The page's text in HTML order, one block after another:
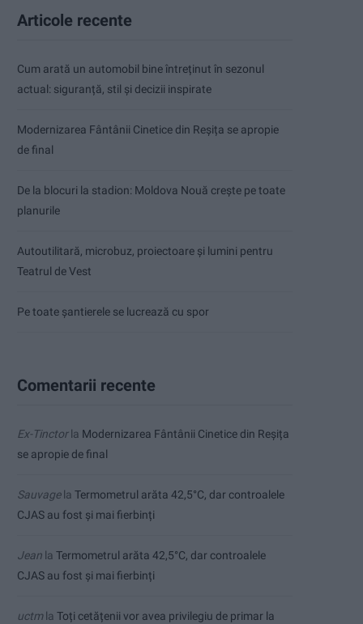
Articole recente
Cum arată un automobil bine întreținut în sezonul
actual: siguranță, stil și decizii inspirate
Modernizarea Fântânii Cinetice din Reșița se apropie
de final
De la blocuri la stadion: Moldova Nouă crește pe toate
planurile
Autoutilitară, microbuz, proiectoare și lumini pentru
Teatrul de Vest
Pe toate șantierele se lucrează cu spor
Comentarii recente
Ex-Tinctorla Modernizarea Fântânii Cinetice din Reșița
se apropie de final
Sauvagela Termometrul arăta 42,5°C, dar controalele
CJAS au fost și mai fierbinți
Jean la Termometrul arăta 42,5°C, dar controalele
CJAS au fost și mai fierbinți
uctmla Toți cetățenii vor avea privilegiu de primar la